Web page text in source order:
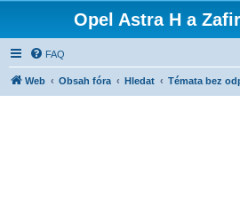
Opel Astra H a
FAQ
Web Obsah fóra Hledat Témata bez